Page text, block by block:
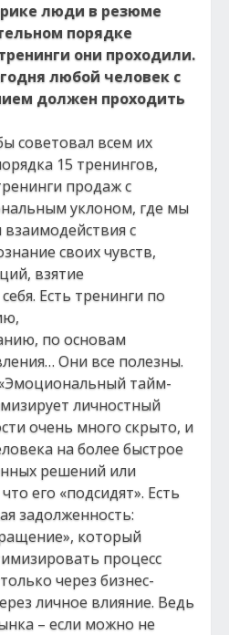
люди в резюме
порядке
они проходили.
любой человек с
должен проходить
советовал всем их
15 тренингов,
продаж с
уклоном, где мы
с
своих чувств,
взятие
Есть тренинги по
по основам
Они все полезны.
тайм-
личностный
очень много скрыто, и
на более быстрое
решений или
его «подсидят». Есть
задолженность:
который
процесс
через бизнес-
личное влияние. Ведь
– если можно не